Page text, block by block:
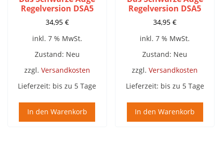
Regelversion DSA5
34,95 €
inkl. 7 % MwSt.
Zustand: Neu
zzgl. Versandkosten
Lieferzeit: bis zu 5 Tage
In den Warenkorb
Regelversion DSA5
34,95€
inkl. 7 % MwSt.
Zustand: Neu
zzgl.Versandkosten
Lieferzeit: bis zu 5 Tage
In den Warenkorb